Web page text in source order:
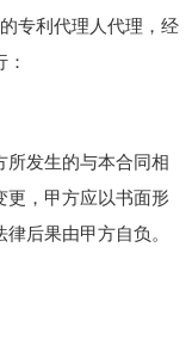
专利代理人代理，经
发生的与本合同相
更，甲方应以书面形
后果由甲方自负。